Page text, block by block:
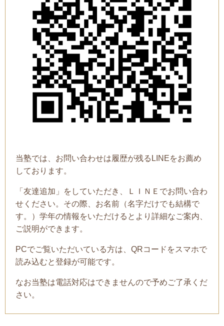
当塾では、お問い合わせは履歴が残るLINEをお薦め
しております。
「友達追加」をしていただき、ＬＩＮＥでお問い合わ
せください。その際、お名前（名字だけでも結構で
す。）学年の情報をいただけるとより詳細なご案内、
ご説明ができます。
PCでご覧いただいている方は、QRコードをスマホで
読み込むと登録が可能です。
なお当塾は電話対応はできませんので予めご了承くだ
さい。